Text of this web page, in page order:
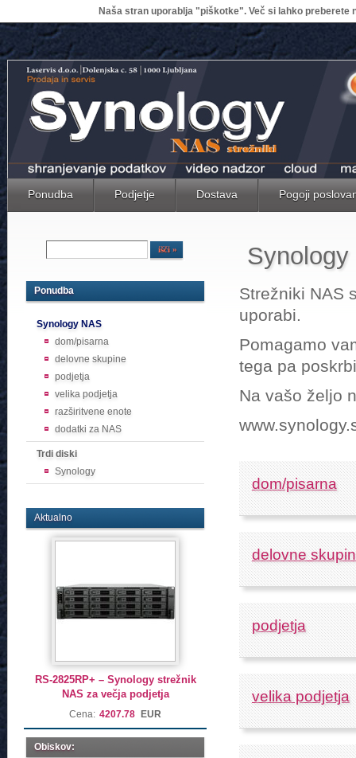
Naša stran uporablja "piškotke". Več si lahko preberete
Ponudba Podjetje Dostava Pogoji
Ponudba
Synology NAS
dom/pisarna
delovne skupine
podjetja
velika podjetja
razširitvene enote
dodatki za NAS
Trdi diski
Synology
Aktualno
RS-2825RP+ – Synology strežnik
NAS za večja podjetja
Cena: 4207.78 EUR
Obiskov:
Synology
Strežniki NAS
uporabi.
Pomagamo
tega pa
Na vašo željo
dom/pisarna
delovne
podjetja
velika podjetja